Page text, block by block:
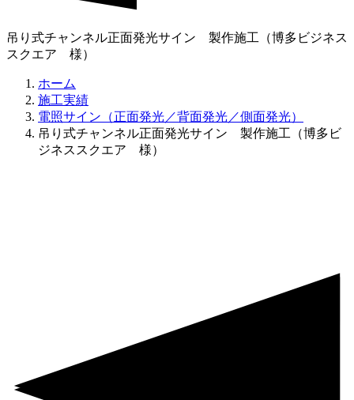
吊り式チャンネル正面発光サイン 製作施工（博多ビジネス
スクエア 様）
ホーム
施工実績
電照サイン（正面発光／背面発光／側面発光）
吊り式チャンネル正面発光サイン 製作施工（博多ビ
ジネススクエア 様）